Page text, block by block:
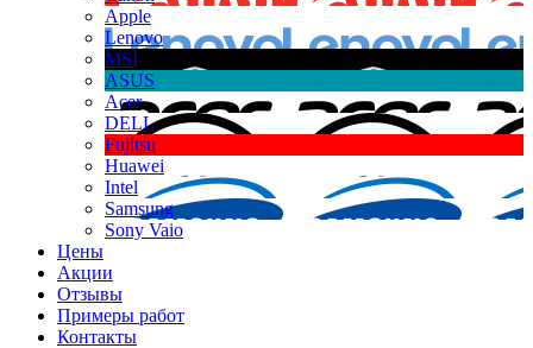
Apple
Lenovo
MSI
ASUS
Acer
DELL
Fujitsu
Huawei
Intel
Samsung
Sony Vaio
Цены
Акции
Отзывы
Примеры работ
Контакты